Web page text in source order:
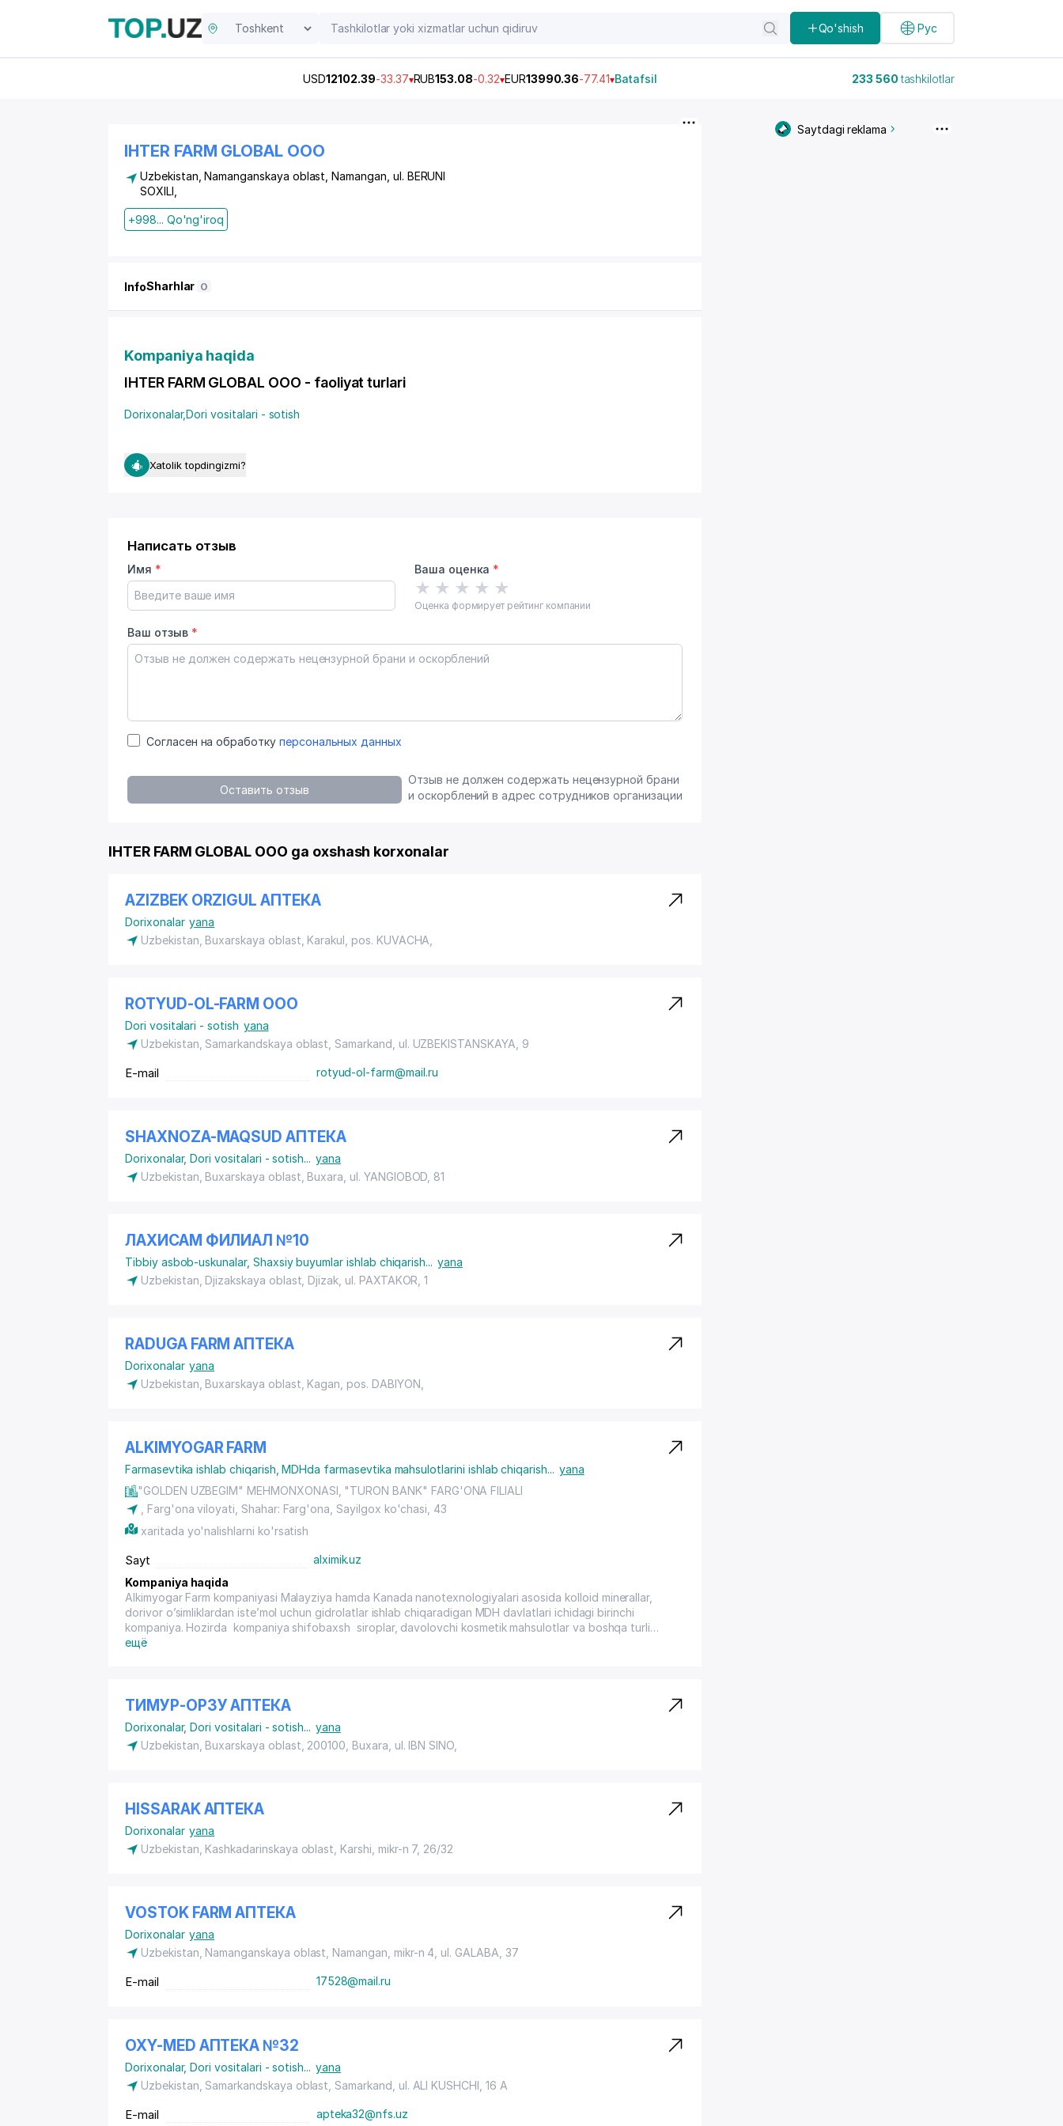
Qo'shish Рус
USD12102.39-33.37 RUB153.08-0.32 EUR13990.36-77.41 Batafsil 233 560tashkilotlar
IHTER FARM GLOBAL OOO
Uzbekistan, Namanganskaya oblast, Namangan, ul. BERUNI
SOXILI
+998... Qo'ng'iroq
InfoSharhlar 0
Kompaniya haqida
IHTER FARM GLOBAL OOO - faoliyat turlari
Dorixonalar,Dori vositalari - sotish
Xatolik topdingizmi?
Написать отзыв
Имя * Ваша оценка *
★ ★ ★ ★ ★
Оценка формирует рейтинг компании
Ваш отзыв *
Согласен на обработку персональных данных
Оставить отзыв
Отзыв не должен содержать нецензурной брани
и оскорблений в адрес сотрудников организации
IHTER FARM GLOBAL OOO ga oxshash korxonalar
AZIZBEK ORZIGUL АПТЕКА
Dorixonalar yana
Uzbekistan, Buxarskaya oblast, Karakul, pos. KUVACHA
ROTYUD-OL-FARM ООО
Dori vositalari - sotish yana
Uzbekistan, Samarkandskaya oblast, Samarkand, ul. UZBEKISTANSKAYA , 9
E-mail rotyud-ol-farm@mail.ru
SHAXNOZA-MAQSUD АПТЕКА
Dorixonalar,Dori vositalari - sotish... yana
Uzbekistan, Buxarskaya oblast, Buxara, ul. YANGIOBOD , 81
ЛАХИСАМ ФИЛИАЛ №10
Tibbiy asbob-uskunalar, Shaxsiy buyumlar ishlab chiqarish... yana
Uzbekistan, Djizakskaya oblast, Djizak, ul. PAXTAKOR , 1
RADUGA FARM АПТЕКА
Dorixonalar yana
Uzbekistan, Buxarskaya oblast, Kagan, pos. DABIYON
ALKIMYOGAR FARM
Farmasevtika ishlab chiqarish ,MDHda farmasevtika mahsulotlarini ishlab chiqarish... yana
"GOLDEN UZBEGIM" MEHMONXONASI, "TURON BANK" FARG'ONA FILIALI
, Farg'ona viloyati, Shahar: Farg'ona, Sayilgox ko'chasi, 43
xaritada yo'nalishlarni ko'rsatish
Sayt
alximik.uz
Kompaniya haqida
Alkimyogar Farm kompaniyasi Malayziya hamda Kanada nanotexnologiyalari asosida kolloid minerallar,
dorivor o’simliklardan iste’mol uchun gidrolatlar ishlab chiqaradigan MDH davlatlari ichidagi birinchi
kompaniya. Hozirda kompaniya shifobaxsh siroplar, davolovchi kosmetik mahsulotlar va boshqa turli
yo’nalishlar bo’yicha mahsulotlar ishlab chiqarishni ham yo’lga qo’ygan.
ещё
ТИМУР-ОРЗУ АПТЕКА
Dorixonalar,Dori vositalari - sotish... yana
Uzbekistan, Buxarskaya oblast, 200100, Buxara, ul. IBN SINO
HISSARAK АПТЕКА
Dorixonalar yana
Uzbekistan, Kashkadarinskaya oblast, Karshi, mikr-n 7, 26/32
VOSTOK FARM АПТЕКА
Dorixonalar yana
Uzbekistan, Namanganskaya oblast, Namangan, mikr-n 4 , ul. GALABA, 37
E-mail 17528@mail.ru
OXY-MED АПТЕКА №32
Dorixonalar,Dori vositalari - sotish... yana
Uzbekistan, Samarkandskaya oblast, Samarkand, ul. ALI KUSHCHI , 16 A
E-mail apteka32@nfs.uz
Saytdagi reklama